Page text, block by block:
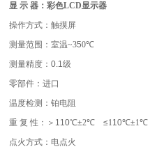
显 示 器：彩色LCD显示器
操作方式：触摸屏
测量范围：室温~350℃
测量精度：0.1级
零部件：进口
温度检测：铂电阻
重 复 性：＞110℃±2℃ ≤110℃±1℃
点火方式：电点火